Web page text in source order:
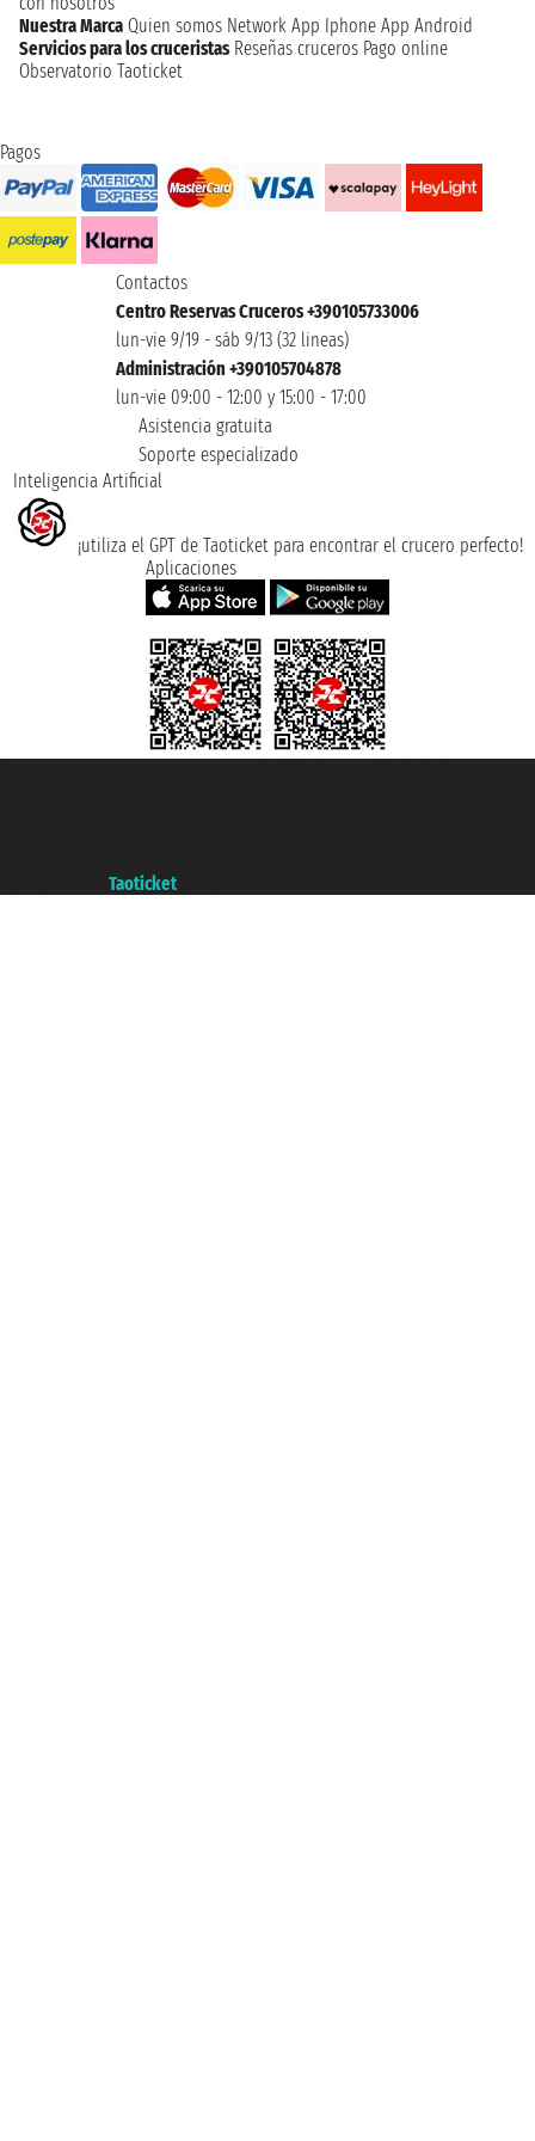
Nuestra Marca Quien somos Network App Iphone App Android
Servicios para los cruceristas Reseñas cruceros Pago online
Observatorio Taoticket
Pagos
Contactos
Centro Reservas Cruceros +390105733006
lun-vie 9/19 - sáb 9/13 (32 lineas)
Administración +390105704878
lun-vie 09:00 - 12:00 y 15:00 - 17:00
Asistencia gratuita
Soporte especializado
Inteligencia Artificial
¡utiliza el GPT de Taoticket para encontrar el crucero perfecto!
Aplicaciones
Taoticket